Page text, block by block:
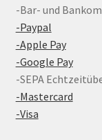
-Bar- und
-Paypal
-Apple Pay
-Google Pay
-SEPA
-Mastercard
-Visa